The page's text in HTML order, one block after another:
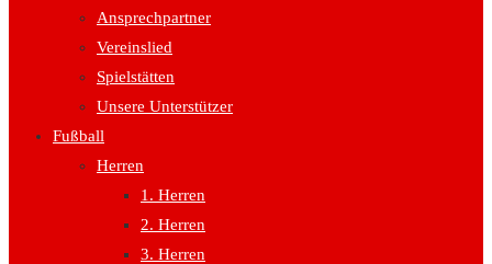
Ansprechpartner
Vereinslied
Spielstätten
Unsere Unterstützer
Fußball
Herren
1. Herren
2. Herren
3. Herren